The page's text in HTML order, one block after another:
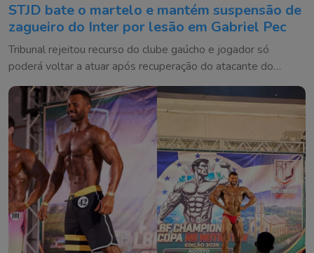
STJD bate o martelo e mantém suspensão de
zagueiro do Inter por lesão em Gabriel Pec
Tribunal rejeitou recurso do clube gaúcho e jogador só
poderá voltar a atuar após recuperação do atacante do
Cruzeiro ou em até 180 dias